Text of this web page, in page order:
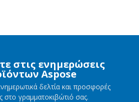
στις ενημερώσεις
Aspose
δελτία και προσφορές
στο γραμματοκιβώτιό σας.